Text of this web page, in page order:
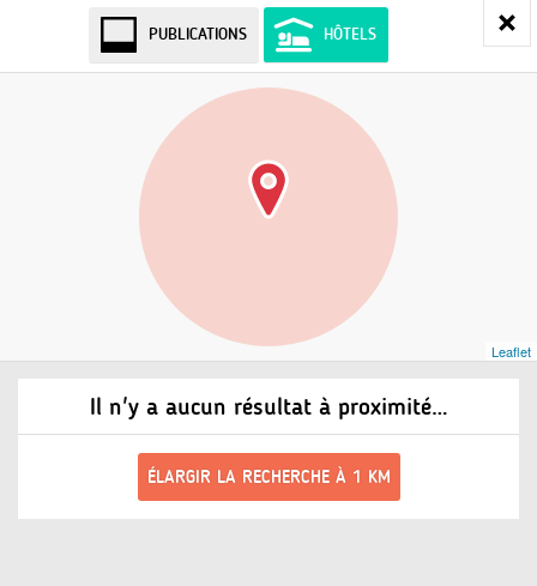
PUBLICATIONS HÔTELS
Il n'y a aucun résultat à proximité…
ÉLARGIR LA RECHERCHE À 1 KM
Leaflet